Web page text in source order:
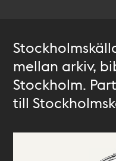
mellan arkiv,
Stockholm.
till